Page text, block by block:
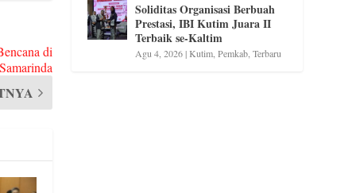
di
Samarinda
Soliditas Organisasi Berbuah
Prestasi, IBI Kutim Juara II
Terbaik se-Kaltim
Agu 4, 2026|Kutim,Pemkab,Terbaru